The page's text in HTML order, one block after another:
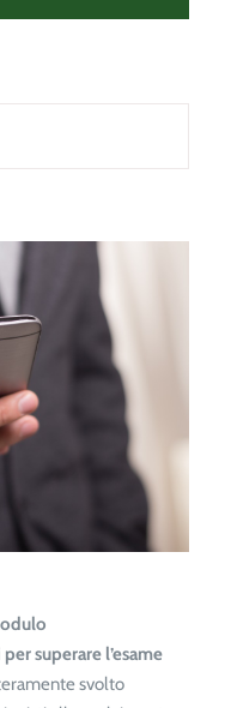
superare l’esame
svolto